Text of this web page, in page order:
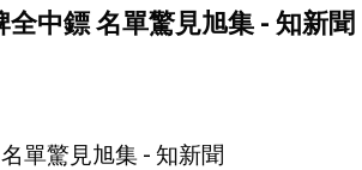
中鏢 名單驚見旭集 - 知新聞
單驚見旭集 - 知新聞